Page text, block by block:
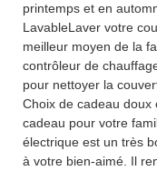
printemps et en
LavableLaver votre
meilleur moyen de la
contrôleur de
pour nettoyer la
Choix de cadeau doux
cadeau pour votre
électrique est un très
à votre bien-aimé. Il